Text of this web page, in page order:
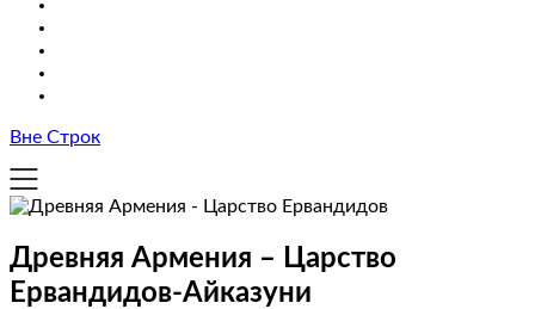
Вне Строк
Древняя Армения – Царство
Ервандидов-Айказуни